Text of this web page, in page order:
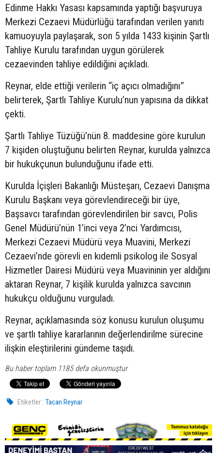
Edinme Hakkı Yasası kapsamında yaptığı başvuruya
Merkezi Cezaevi Müdürlüğü tarafından verilen yanıtı
kamuoyuyla paylaşarak, son 5 yılda 1433 kişinin Şartlı
Tahliye Kurulu tarafından uygun görülerek
cezaevinden tahliye edildiğini açıkladı.
Reynar, elde ettiği verilerin “iç açıcı olmadığını”
belirterek, Şartlı Tahliye Kurulu’nun yapısına da dikkat
çekti.
Şartlı Tahliye Tüzüğü’nün 8. maddesine göre kurulun
7 kişiden oluştuğunu belirten Reynar, kurulda yalnızca
bir hukukçunun bulunduğunu ifade etti.
Kurulda İçişleri Bakanlığı Müsteşarı, Cezaevi Danışma
Kurulu Başkanı veya görevlendireceği bir üye,
Başsavcı tarafından görevlendirilen bir savcı, Polis
Genel Müdürü’nün 1’inci veya 2’nci Yardımcısı,
Merkezi Cezaevi Müdürü veya Muavini, Merkezi
Cezaevi’nde görevli en kıdemli psikolog ile Sosyal
Hizmetler Dairesi Müdürü veya Muavininin yer aldığını
aktaran Reynar, 7 kişilik kurulda yalnızca savcının
hukukçu olduğunu vurguladı.
Reynar, açıklamasında söz konusu kurulun oluşumu
ve şartlı tahliye kararlarının değerlendirilme sürecine
ilişkin eleştirilerini gündeme taşıdı.
Bu haber toplam 1185 defa okunmuştur
Etiketler : Tacan Reynar